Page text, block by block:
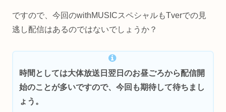
ですので、今回のwithMUSICスペシャルもTverでの見
逃し配信はあるのではないでしょうか？
時間としては大体放送日翌日のお昼ごろから配信開
始のことが多いですので、今回も期待して待ちまし
ょう。